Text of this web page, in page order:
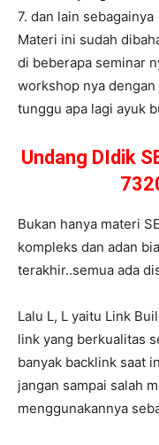
7. dan lain sebagainya
Materi ini sudah
di beberapa seminar
workshop nya dengan
tunggu apa lagi ayuk
Undang DIdik
Bukan hanya materi
kompleks dan adan
terakhir..semua ada
Lalu L, L yaitu Link
link yang berkualitas
banyak backlink saat
jangan sampai salah
menggunakannya